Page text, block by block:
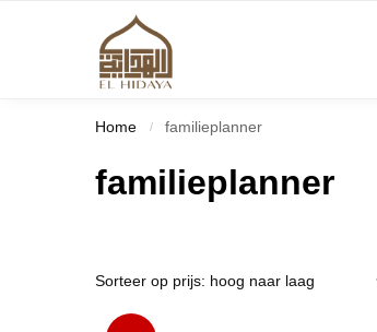
Home / familieplanner
familieplanner